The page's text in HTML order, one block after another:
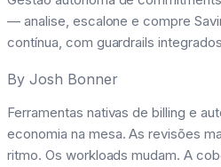
— analise, escalone e compre
contínua, com guardrails
By Josh Bonner
Ferramentas nativas de billing e
economia na mesa. As revisões
ritmo. Os workloads mudam. A